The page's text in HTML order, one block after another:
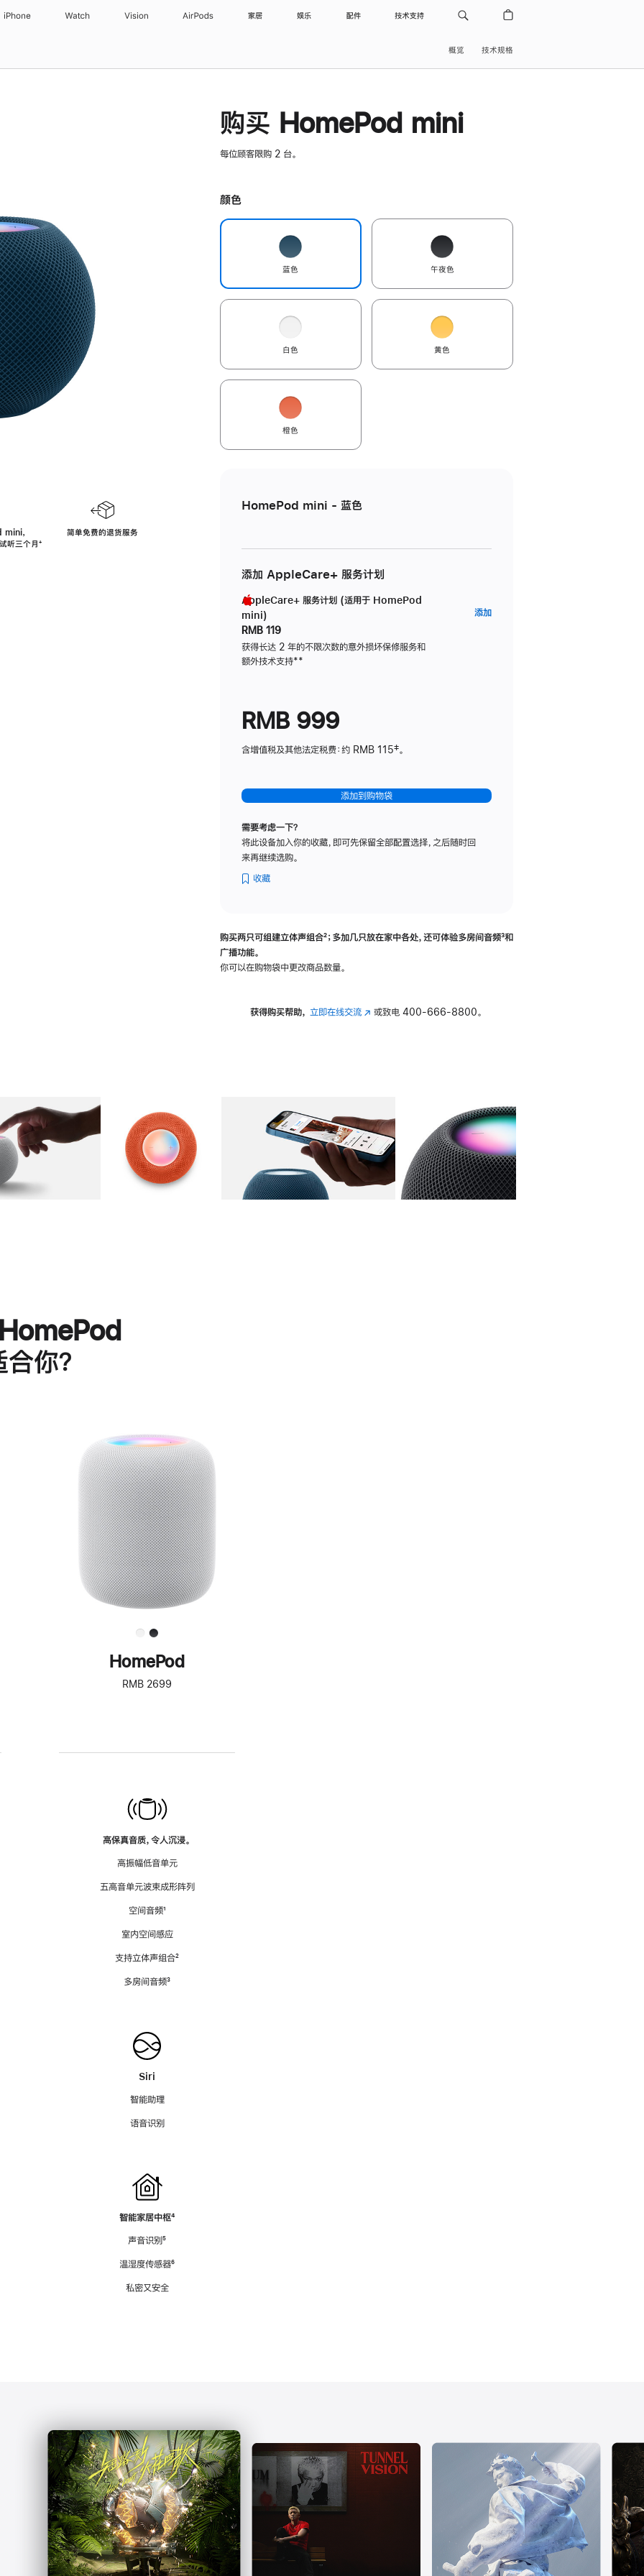
iPhone Watch Vision AirPods 家居 娱乐 配件 技术支持
概览 技术规格
，
听三个月脚
⁺
简单免费的退货服务
购买 HomePod mini
每位顾客限购 2 台。
颜色
蓝色 午夜色
白色 黄色
橙色
HomePod mini - 蓝色
添加 AppleCare+ 服务计划
AppleCare+ 服务计划 (适用于 HomePod
mini)
RMB 119
获得长达 2 年的不限次数的意外损坏保修服务和
额外技术支持脚
**
添加AppleCare+
RMB 999
含增值税及其他法定税费：约 RMB 115‡。
添加到购物袋
需要考虑一下？
将此设备加入你的收藏，即可先保留全部配置选择，之后随时回
来再继续选购。
收藏
购买两只可组建立体声组合脚
²；多加几只放在家中各处，还可体验多‍房‍间音频脚
³和
广播功能。
你可以在购物袋中更改商品数量。
获得购买帮助， 立即在线交流(在 或致电 400-666-8800。
图库 图像 图库 图像 图库 图像 4 图库 图像 5
你？
进
一
步
了
解
HomePod<
HomePod
RMB 2699
高保真音质，令人沉浸。
高振幅低音单元
五高音单元波束成形阵列
空间音频脚
¹
室内空间感应
支持立体声组合脚
²
多房间音频脚
³
Siri
智能助理
语音识别
智能家居中枢脚
⁴
声音识别脚
⁵
温湿度传感器脚
⁶
私密又安全